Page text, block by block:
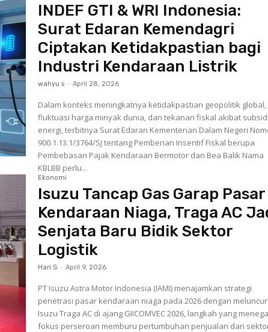
INDEF GTI & WRI Indonesia:
Surat Edaran Kemendagri
Ciptakan Ketidakpastian bagi
Industri Kendaraan Listrik
wahyu s - April 28, 2026
Dalam konteks meningkatnya ketidakpastian geopolitik global,
fluktuasi harga minyak dunia, dan tekanan fiskal akibat subsidi
energi, terbitnya Surat Edaran Kementerian Dalam Negeri
900.1.13.1/3764/SJ tentang Pemberian Insentif Fiskal berupa
Pembebasan Pajak Kendaraan Bermotor dan Bea Balik Nama
KBLBB perlu...
Ekonomi
Isuzu Tancap Gas Garap Pasar
Kendaraan Niaga, Traga AC
Senjata Baru Bidik Sektor
Logistik
Hari S - April 9, 2026
PT Isuzu Astra Motor Indonesia (IAMI) menajamkan strategi
penetrasi pasar kendaraan niaga pada 2026 dengan
Isuzu Traga AC di ajang GIICOMVEC 2026, langkah yang
fokus perseroan memburu pertumbuhan penjualan dari